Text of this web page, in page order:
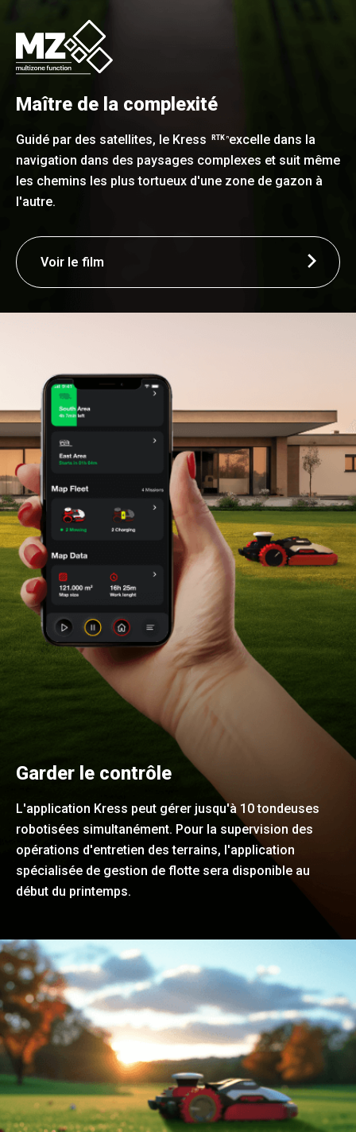
Maître de la complexité
Guidé par des satellites, le Kress RTK nexcelle dans la
navigation dans des paysages complexes et suit même
les chemins les plus tortueux d'une zone de gazon à
l'autre.
Voir le film
Garder le contrôle
L'application Kress peut gérer jusqu'à 10 tondeuses
robotisées simultanément. Pour la supervision des
opérations d'entretien des terrains, l'application
spécialisée de gestion de flotte sera disponible au
début du printemps.